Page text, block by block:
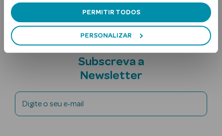
PERMITIR TODOS
PERSONALIZAR
Ver Tudo
Solares
Subscreva a
Newsletter
Digite o seu e-mail